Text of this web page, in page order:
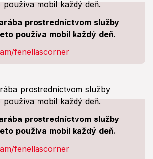
prostredníctvom služby
používa mobil každý deň.
fenellascorner
prostredníctvom služby
používa mobil každý deň.
fenellascorner